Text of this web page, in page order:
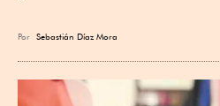
Por Sebastián Díaz Mora